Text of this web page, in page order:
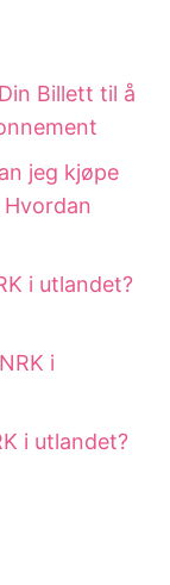
Billett til å
jeg kjøpe
Hvordan
i utlandet?
i
i utlandet?